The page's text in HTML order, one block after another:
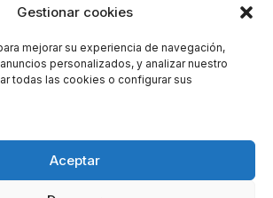
Gestionar cookies
mejorar su experiencia de navegación,
personalizados, y analizar nuestro
todas las cookies o configurar sus
Aceptar
la próxima vez que comente.